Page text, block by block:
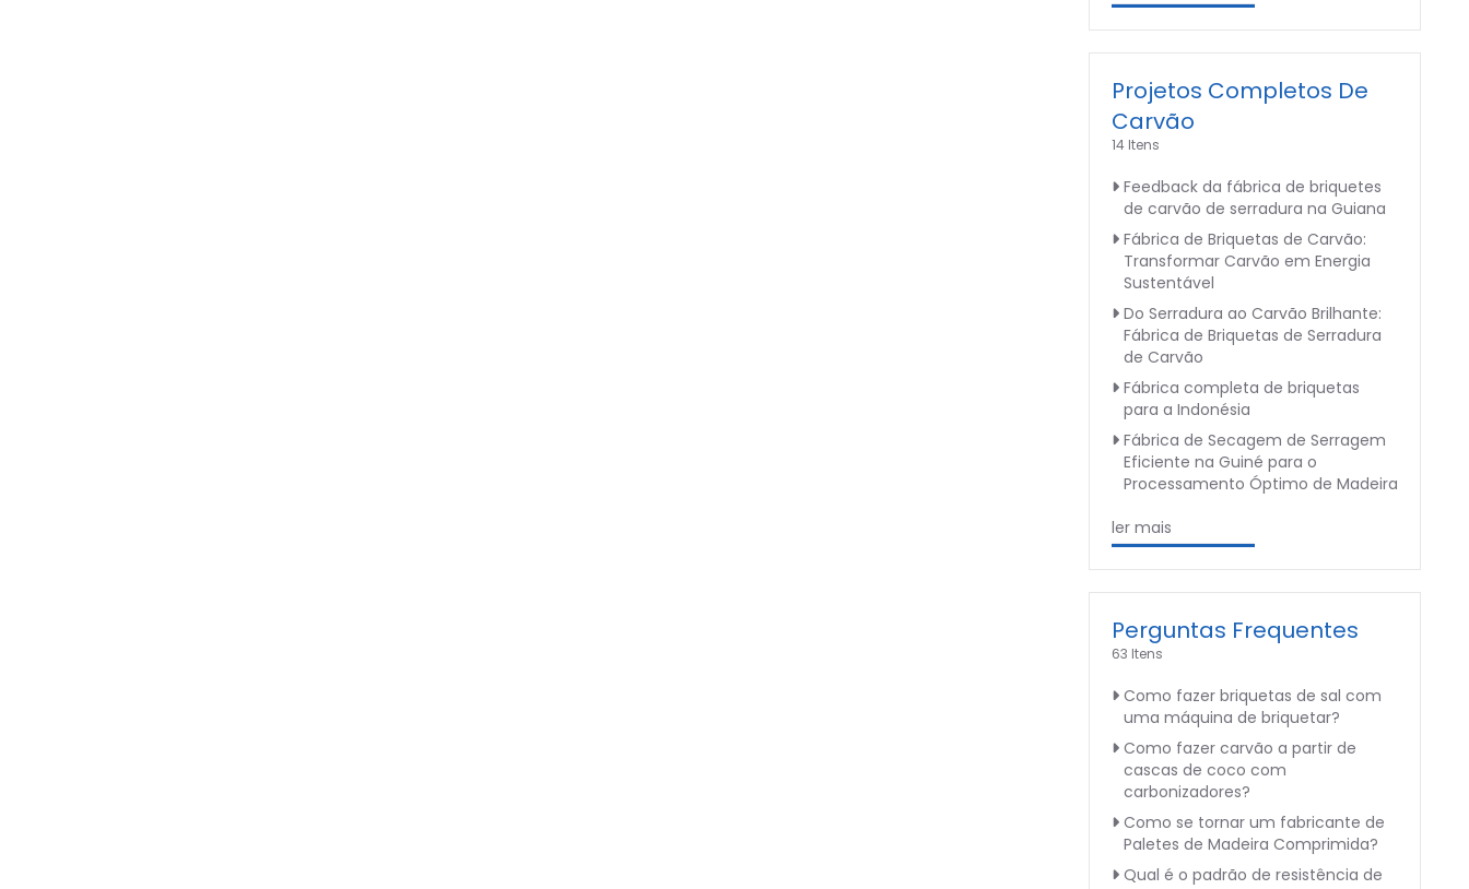
Projetos Completos De
Carvão
14 Itens
Feedback da fábrica de briquetes
de carvão de serradura na Guiana
Fábrica de Briquetas de Carvão:
Transformar Carvão em Energia
Sustentável
Do Serradura ao Carvão Brilhante:
Fábrica de Briquetas de Serradura
de Carvão
Fábrica completa de briquetas
para a Indonésia
Fábrica de Secagem de Serragem
Eficiente na Guiné para o
Processamento Óptimo de Madeira
ler mais
Perguntas Frequentes
63 Itens
Como fazer briquetas de sal com
uma máquina de briquetar?
Como fazer carvão a partir de
cascas de coco com
carbonizadores?
Como se tornar um fabricante de
Paletes de Madeira Comprimida?
Qual é o padrão de resistência de